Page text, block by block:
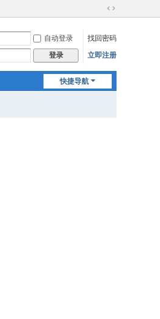
切
到
宽
自动登录
找回密码
登录 立即注册
快捷导航